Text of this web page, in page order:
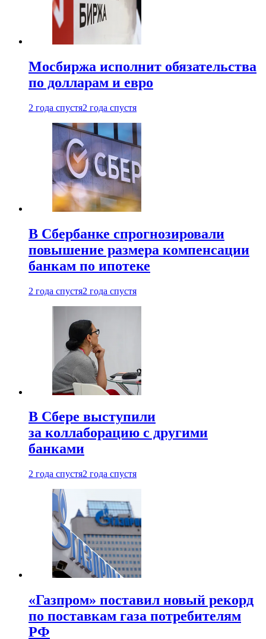
Мосбиржа исполнит обязательства
по долларам и евро
2 года спустя2 года спустя
В Сбербанке спрогнозировали
повышение размера компенсации
банкам по ипотеке
2 года спустя2 года спустя
В Сбере выступили
за коллаборацию с другими
банками
2 года спустя2 года спустя
«Газпром» поставил новый рекорд
по поставкам газа потребителям
РФ